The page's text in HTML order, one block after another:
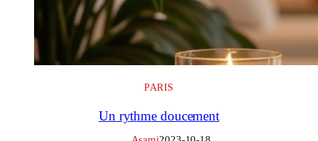
PARIS
Un rythme doucement